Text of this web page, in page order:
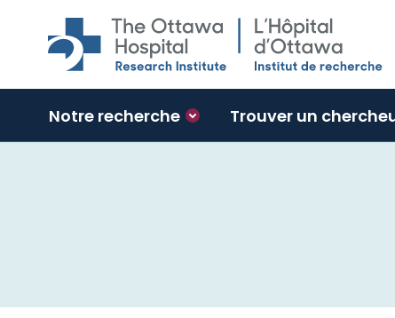
Skip to main content
Notre recherche Trouver un